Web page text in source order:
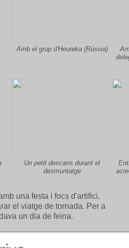
Amb el grup d'Heureka (Rússia)
Un petit descans durant el
desmuntatge
una festa i focs d'artifici.
el viatge de tornada. Per a
un dia de feina.